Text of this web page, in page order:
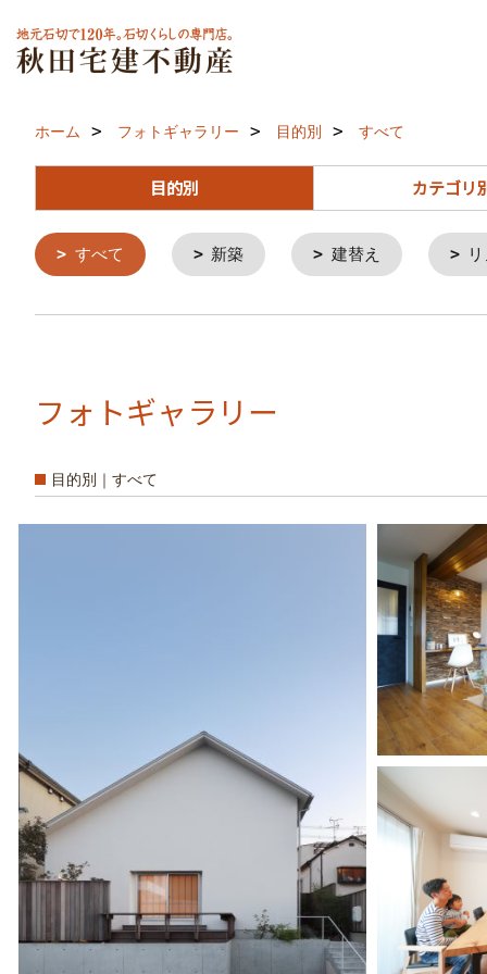
ホーム フォトギャラリー 目的別 すべて
目的別 カテゴリ
すべて 新築 建替え
フォトギャラリー
目的別｜すべて